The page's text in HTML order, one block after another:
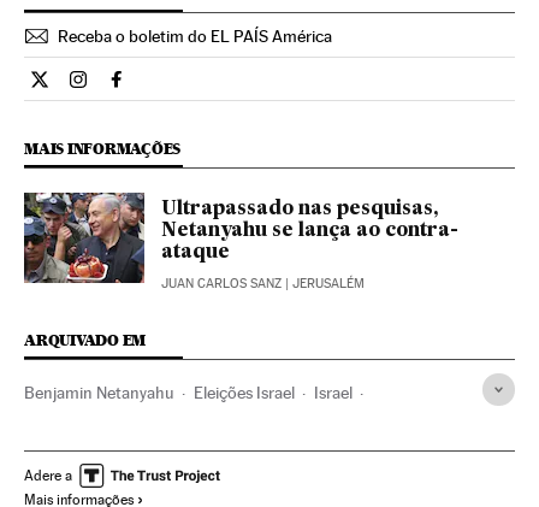
Receba o boletim do EL PAÍS América
Internacional El País Brasil en Twitter
Internacional El País Brasil en Instagram
Internacional El País Brasil en Facebook
MAIS INFORMAÇÕES
Ultrapassado nas pesquisas,
Netanyahu se lança ao contra-
ataque
JUAN CARLOS SANZ | JERUSALÉM
ARQUIVADO EM
Benjamin Netanyahu Eleições Israel Israel
Eleições Ásia Política
Adere a
Mais informações